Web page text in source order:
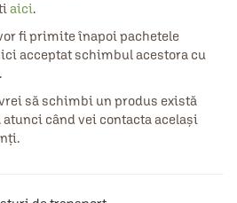
aici.
fi primite înapoi pachetele
acceptat schimbul acestora cu
să schimbi un produs există
când vei contacta același